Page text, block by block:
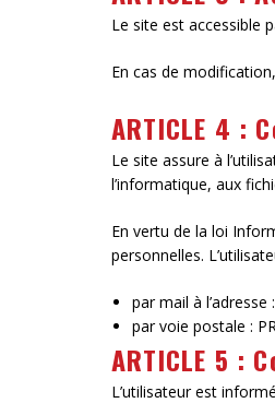
Le site est accessible
En cas de
ARTICLE 4 :
Le site assure à
l’informatique, aux
En vertu de la loi
personnelles.
par mail à
par voie postale :
ARTICLE 5 :
L’utilisateur est